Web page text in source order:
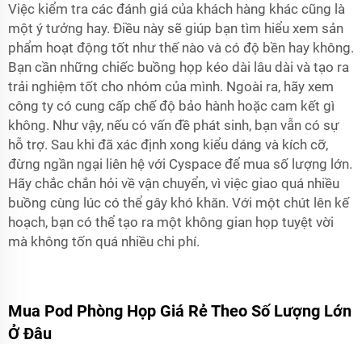
Việc kiểm tra các đánh giá của khách hàng khác cũng là
một ý tưởng hay. Điều này sẽ giúp bạn tìm hiểu xem sản
phẩm hoạt động tốt như thế nào và có độ bền hay không.
Bạn cần những chiếc buồng họp kéo dài lâu dài và tạo ra
trải nghiệm tốt cho nhóm của mình. Ngoài ra, hãy xem
công ty có cung cấp chế độ bảo hành hoặc cam kết gì
không. Như vậy, nếu có vấn đề phát sinh, bạn vẫn có sự
hỗ trợ. Sau khi đã xác định xong kiểu dáng và kích cỡ,
đừng ngần ngại liên hệ với Cyspace để mua số lượng lớn.
Hãy chắc chắn hỏi về vận chuyển, vì việc giao quá nhiều
buồng cùng lúc có thể gây khó khăn. Với một chút lên kế
hoạch, bạn có thể tạo ra một không gian họp tuyệt vời
mà không tốn quá nhiều chi phí.
Mua Pod Phòng Họp Giá Rẻ Theo Số Lượng Lớn
Ở Đâu